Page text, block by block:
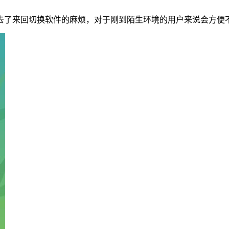
来回切换软件的麻烦，对于刚到陌生环境的用户来说会方便